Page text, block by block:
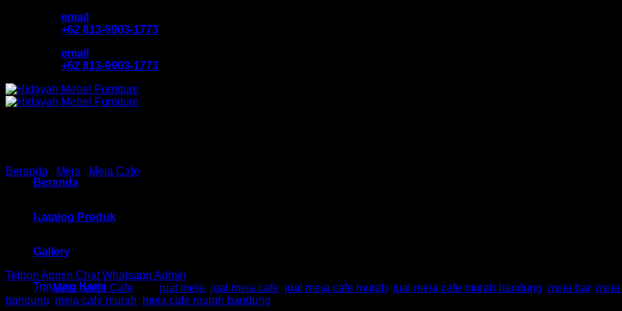
email
+62 813-9903-1773
email
+62 813-9903-1773
Beranda
Katalog Produk
Gallery
Tentang Kami
Beranda Meja Meja Cafe
Telpon Admin Chat Whatsapp Admin
Kategori:Meja ,Meja Cafe jual meja jual meja cafe jual meja cafe murah jual meja cafe murah bandung meja bar, meja
bandung meja cafe murah meja cafe murah bandung